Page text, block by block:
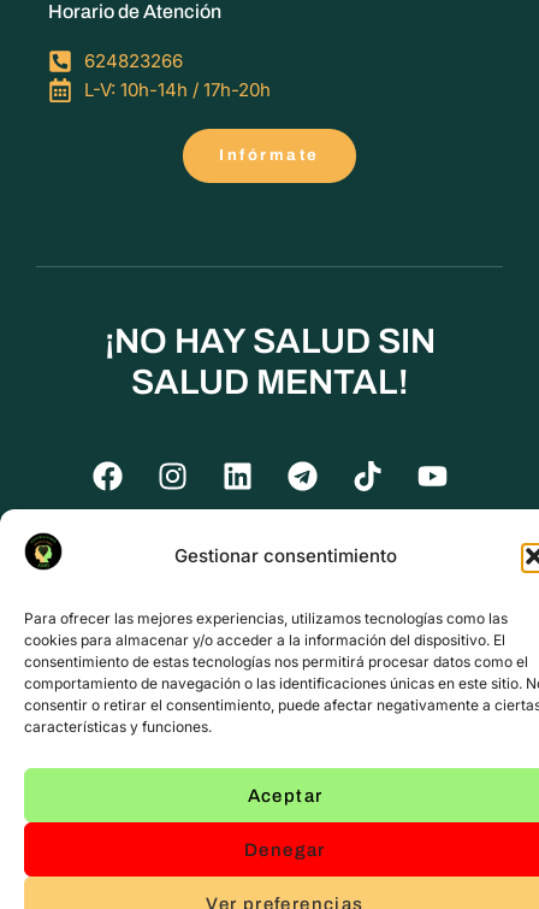
Gestionar consentimiento
Para ofrecer las mejores experiencias, utilizamos tecnologías como las
cookies para almacenar y/o acceder a la información del dispositivo. El
consentimiento de estas tecnologías nos permitirá procesar datos como el
comportamiento de navegación o las identificaciones únicas en este sitio.
consentir o retirar el consentimiento, puede afectar negativamente a
características y funciones.
Aceptar
Denegar
Ver preferencias
Horario de Atención
624823266
L-V: 10h-14h / 17h-20h
Infórmate
¡NO HAY SALUD SIN
SALUD MENTAL!